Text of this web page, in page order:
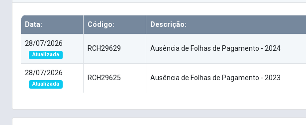
Data: Código: Descrição:
28/07/2026
Atualizada
RCH29629 Ausência de Folhas de Pagamento - 2024
28/07/2026
Atualizada
RCH29625 Ausência de Folhas de Pagamento - 2023